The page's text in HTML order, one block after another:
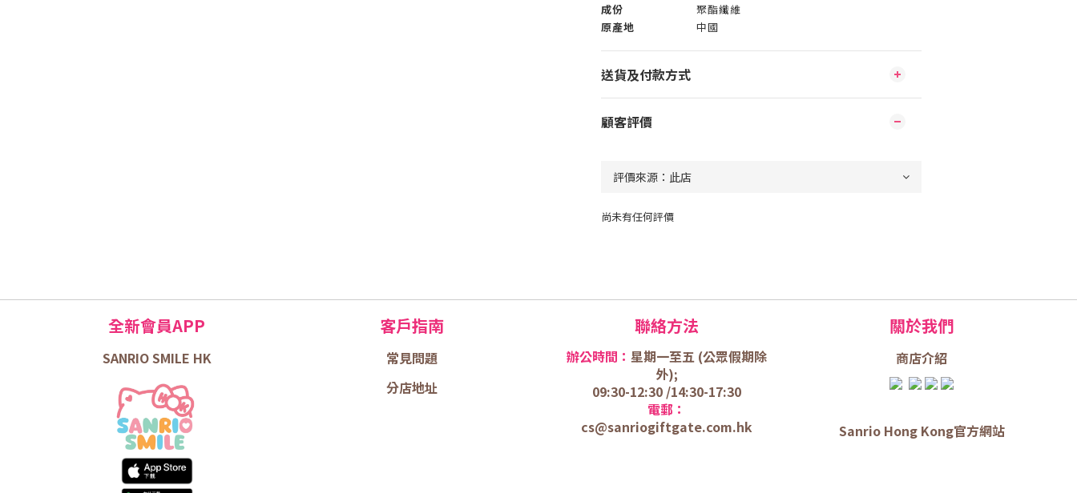
成份
聚酯纖維
原產地
中國
送貨及付款方式
顧客評價
尚未有任何評價
全新會員APP
SANRIO SMILE HK
客戶指南
常見問題
分店地址
聯絡方法
辦公時間： 星期一至五 (公眾假期除
外);
09:30-12:30 /14:30-17:30
電郵：
cs@sanriogiftgate.com.hk
關於我們
商店介紹
Sanrio Hong Kong官方網站